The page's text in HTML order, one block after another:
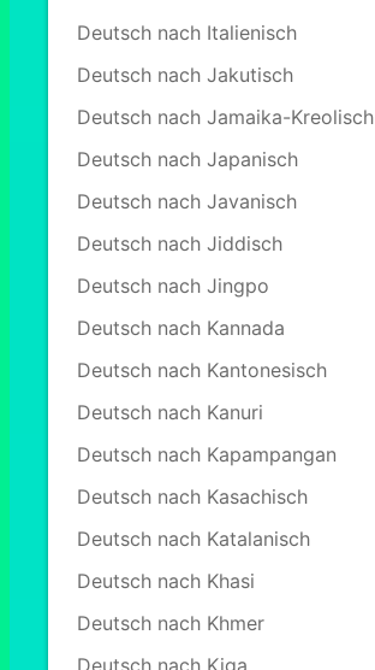
Deutsch nach Italienisch
Deutsch nach Jakutisch
Deutsch nach Jamaika-Kreolisch
Deutsch nach Japanisch
Deutsch nach Javanisch
Deutsch nach Jiddisch
Deutsch nach Jingpo
Deutsch nach Kannada
Deutsch nach Kantonesisch
Deutsch nach Kanuri
Deutsch nach Kapampangan
Deutsch nach Kasachisch
Deutsch nach Katalanisch
Deutsch nach Khasi
Deutsch nach Khmer
Deutsch nach Kiga